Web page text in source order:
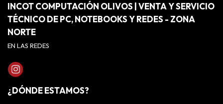
INCOT COMPUTACIÓN OLIVOS | VENTA Y SERVICIO
TÉCNICO DE PC, NOTEBOOKS Y REDES - ZONA
NORTE
EN LAS REDES
¿DÓNDE ESTAMOS?